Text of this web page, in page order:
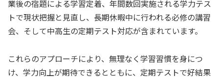
業後の宿題による学習定着、年間数回実施される学力テス
トで現状把握と見直し、長期休暇中に行われる必修の講習
会、そして中高生の定期テスト対応が含まれています。
これらのアプローチにより、無理なく学習習慣を身につ
け、学力向上が期待できるとともに、定期テストで好結果